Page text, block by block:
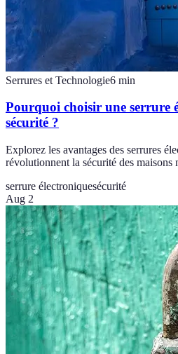
Serrures et Technologie6 min
Pourquoi choisir une serrure
sécurité ?
Explorez les avantages des serrures
révolutionnent la sécurité des maisons
serrure électroniquesécurité
Aug 2